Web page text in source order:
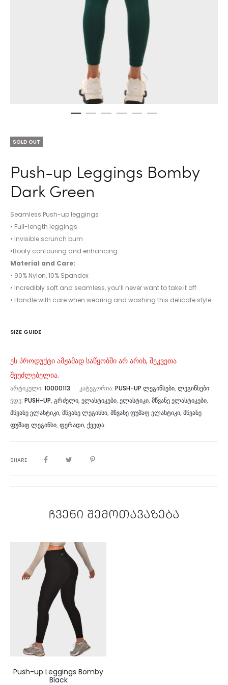
SOLD OUT
Push-up Leggings Bomby
Dark Green
Seamless Push-up leggings
• Full-length leggings
• Invisible scrunch bum
•Booty contouring and enhancing
Material and Care:
• 90% Nylon, 10% Spandex
• Incredibly soft and seamless, you’ll never want to take it off
• Handle with care when wearing and washing this delicate style
SIZE GUIDE
ეს პროდუქტი ამჟამად საწყობში არ არის, შეკვეთა
შეუძლებელია.
ᲐᲠᲢᲘᲙᲣᲚᲘ: 10000113 ᲙᲐᲢᲔᲒᲝᲠᲘᲐ: PUSH-UP ᲚᲔᲒᲘᲜᲡᲔᲑᲘ, ᲚᲔᲒᲘᲜᲡᲔᲑᲘ
ᲭᲓᲔ: PUSH-UP, ᲒᲠᲫᲔᲚᲘ, ᲔᲚᲐᲡᲢᲘᲙᲔᲑᲘ, ᲔᲚᲐᲡᲢᲘᲙᲘ, ᲛᲬᲕᲐᲜᲔ ᲔᲚᲐᲡᲢᲘᲙᲔᲑᲘ,
ᲛᲬᲕᲐᲜᲔ ᲔᲚᲐᲡᲢᲘᲙᲘ, ᲛᲬᲕᲐᲜᲔ ᲚᲔᲒᲘᲜᲡᲘ, ᲛᲬᲕᲐᲜᲔ ᲤᲣᲨᲐᲤ ᲔᲚᲐᲡᲢᲘᲙᲘ, ᲛᲬᲕᲐᲜᲔ
ᲤᲣᲨᲐᲤ ᲚᲔᲒᲘᲜᲡᲘ, ᲤᲔᲠᲐᲓᲘ, ᲥᲕᲔᲓᲐ
SHARE
ჩვენი შემოთავაზება
Push-up Leggings Bomby
Black